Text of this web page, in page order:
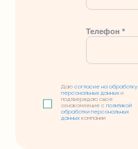
Телефон *
Даюсогласие на обработку
персональных данных и
подтверждаю свое
ознакомление сполитикой
обработки персональных
данных компании